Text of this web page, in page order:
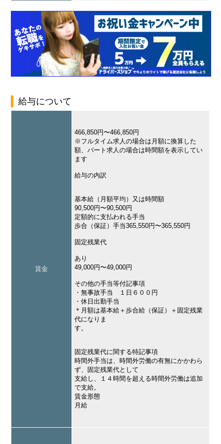
給与について
賃金
466,850円〜466,850円
※フルタイム求人の場合は月額に換算した
額、パート求人の場合は時間額を表示してい
ます
給与の内訳
基本給（月額平均）又は時間額
90,500円〜90,500円
定額的に支払われる手当
歩合（保証）手当365,550円〜365,550円
固定残業代
あり
49,000円〜49,000円
その他の手当等付記事項
・無事故手当 １日６００円
・休日出勤手当
＊月額は基本給＋歩合給（保証）＋固定残業
代になりま
す。
固定残業代に関する特記事項
時間外手当は、時間外労働の有無にかかわら
ず、固定残業代として
支給し、１４時間を超える時間外労働は追加
で支給。
賃金形態
月給